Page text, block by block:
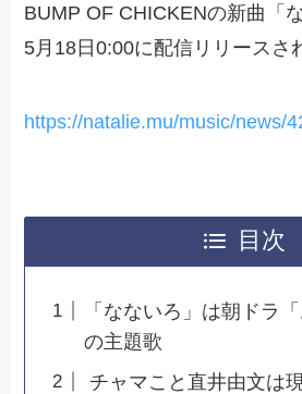
BUMP OF CHICKENの新曲「
5月18日0:00に配信リリースさ
https://natalie.mu/music/news/
目次
「なないろ」は朝ドラ
の主題歌
チャマこと直井由文は